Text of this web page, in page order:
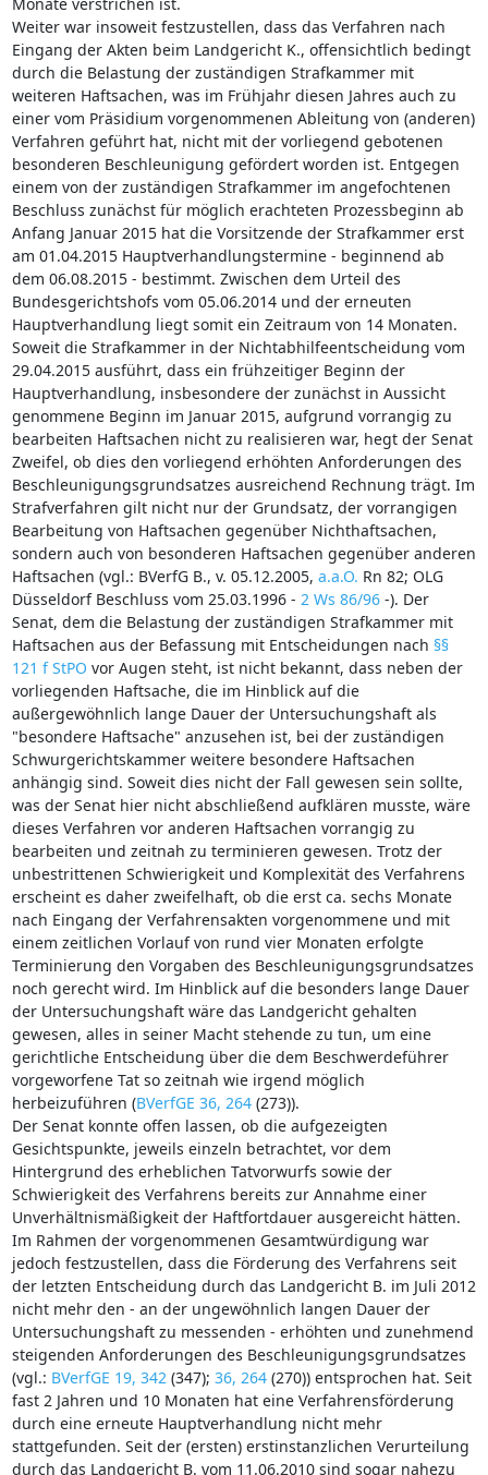
Weiter war insoweit festzustellen, dass das Verfahren nach
Eingang der Akten beim Landgericht K., offensichtlich bedingt
durch die Belastung der zuständigen Strafkammer mit
weiteren Haftsachen, was im Frühjahr diesen Jahres auch zu
einer vom Präsidium vorgenommenen Ableitung von (anderen)
Verfahren geführt hat, nicht mit der vorliegend gebotenen
besonderen Beschleunigung gefördert worden ist. Entgegen
einem von der zuständigen Strafkammer im angefochtenen
Beschluss zunächst für möglich erachteten Prozessbeginn ab
Anfang Januar 2015 hat die Vorsitzende der Strafkammer erst
am 01.04.2015 Hauptverhandlungstermine - beginnend ab
dem 06.08.2015 - bestimmt. Zwischen dem Urteil des
Bundesgerichtshofs vom 05.06.2014 und der erneuten
Hauptverhandlung liegt somit ein Zeitraum von 14 Monaten.
Soweit die Strafkammer in der Nichtabhilfeentscheidung vom
29.04.2015 ausführt, dass ein frühzeitiger Beginn der
Hauptverhandlung, insbesondere der zunächst in Aussicht
genommene Beginn im Januar 2015, aufgrund vorrangig zu
bearbeiten Haftsachen nicht zu realisieren war, hegt der Senat
Zweifel, ob dies den vorliegend erhöhten Anforderungen des
Beschleunigungsgrundsatzes ausreichend Rechnung trägt. Im
Strafverfahren gilt nicht nur der Grundsatz, der vorrangigen
Bearbeitung von Haftsachen gegenüber Nichthaftsachen,
sondern auch von besonderen Haftsachen gegenüber anderen
Haftsachen (vgl.: BVerfG B., v. 05.12.2005, a.a.O. Rn 82; OLG
Düsseldorf Beschluss vom 25.03.1996 - 2 Ws 86/96-). Der
Senat, dem die Belastung der zuständigen Strafkammer mit
Haftsachen aus der Befassung mit Entscheidungen nach §§
121 f StPO vor Augen steht, ist nicht bekannt, dass neben der
vorliegenden Haftsache, die im Hinblick auf die
außergewöhnlich lange Dauer der Untersuchungshaft als
"besondere Haftsache" anzusehen ist, bei der zuständigen
Schwurgerichtskammer weitere besondere Haftsachen
anhängig sind. Soweit dies nicht der Fall gewesen sein sollte,
was der Senat hier nicht abschließend aufklären musste, wäre
dieses Verfahren vor anderen Haftsachen vorrangig zu
bearbeiten und zeitnah zu terminieren gewesen. Trotz der
unbestrittenen Schwierigkeit und Komplexität des Verfahrens
erscheint es daher zweifelhaft, ob die erst ca. sechs Monate
nach Eingang der Verfahrensakten vorgenommene und mit
einem zeitlichen Vorlauf von rund vier Monaten erfolgte
Terminierung den Vorgaben des Beschleunigungsgrundsatzes
noch gerecht wird. Im Hinblick auf die besonders lange Dauer
der Untersuchungshaft wäre das Landgericht gehalten
gewesen, alles in seiner Macht stehende zu tun, um eine
gerichtliche Entscheidung über die dem Beschwerdeführer
vorgeworfene Tat so zeitnah wie irgend möglich
herbeizuführen (BVerfGE 36, 264(273)).
Der Senat konnte offen lassen, ob die aufgezeigten
Gesichtspunkte, jeweils einzeln betrachtet, vor dem
Hintergrund des erheblichen Tatvorwurfs sowie der
Schwierigkeit des Verfahrens bereits zur Annahme einer
Unverhältnismäßigkeit der Haftfortdauer ausgereicht hätten.
Im Rahmen der vorgenommenen Gesamtwürdigung war
jedoch festzustellen, dass die Förderung des Verfahrens seit
der letzten Entscheidung durch das Landgericht B. im Juli 2012
nicht mehr den - an der ungewöhnlich langen Dauer der
Untersuchungshaft zu messenden - erhöhten und zunehmend
steigenden Anforderungen des Beschleunigungsgrundsatzes
(vgl.: BVerfGE 19, 342 (347); 36, 264(270)) entsprochen hat. Seit
fast 2 Jahren und 10 Monaten hat eine Verfahrensförderung
durch eine erneute Hauptverhandlung nicht mehr
stattgefunden. Seit der (ersten) erstinstanzlichen Verurteilung
durch das Landgericht B. vom 11.06.2010 sind sogar nahezu